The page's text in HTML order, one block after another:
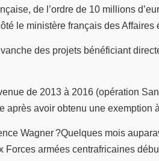
de l’ordre de 10 millions
le ministère français des Affaires
des projets bénéficiant
de 2013 à 2016 (opération
après avoir obtenu une exemption
Wagner ?Quelques mois
Forces armées centrafricaines